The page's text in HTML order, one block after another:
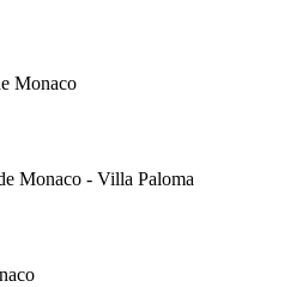
Monaco
Monaco - Villa Paloma